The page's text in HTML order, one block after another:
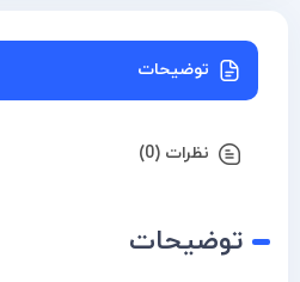
توضیحات
نظرات (0)
توضیحات